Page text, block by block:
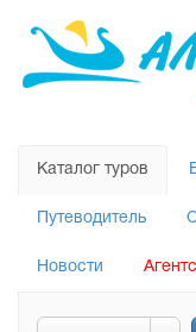
Каталог туров
Путеводитель
Новости